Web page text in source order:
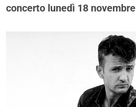
concerto lunedì 18 novembre